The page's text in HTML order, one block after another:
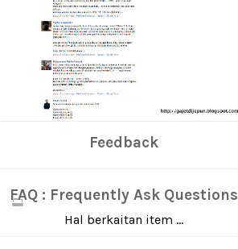
Feedback
FAQ : Frequently Ask Questions
Hal berkaitan item ...